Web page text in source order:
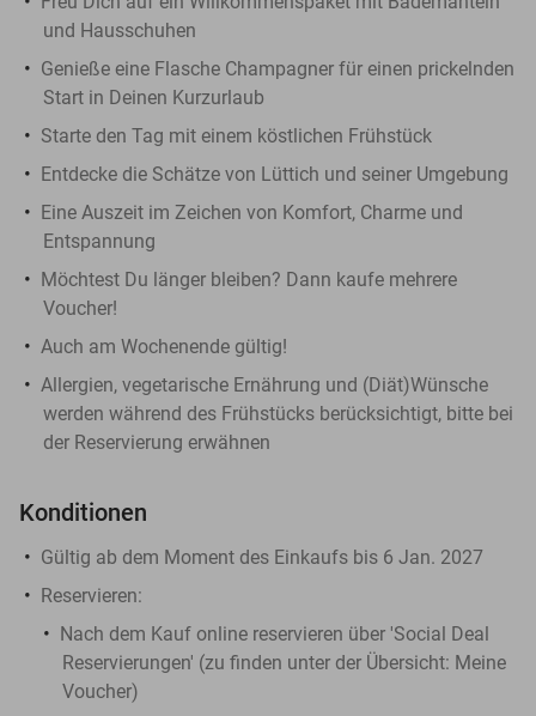
und Hausschuhen
Genieße eine Flasche Champagner für einen prickelnden
Start in Deinen Kurzurlaub
Starte den Tag mit einem köstlichen Frühstück
Entdecke die Schätze von Lüttich und seiner Umgebung
Eine Auszeit im Zeichen von Komfort, Charme und
Entspannung
Möchtest Du länger bleiben? Dann kaufe mehrere
Voucher!
Auch am Wochenende gültig!
Allergien, vegetarische Ernährung und (Diät)Wünsche
werden während des Frühstücks berücksichtigt, bitte bei
der Reservierung erwähnen
Konditionen
Gültig ab dem Moment des Einkaufs bis 6 Jan. 2027
Reservieren:
Nach dem Kauf online reservieren über 'Social Deal
Reservierungen' (zu finden unter der Übersicht: Meine
Voucher)